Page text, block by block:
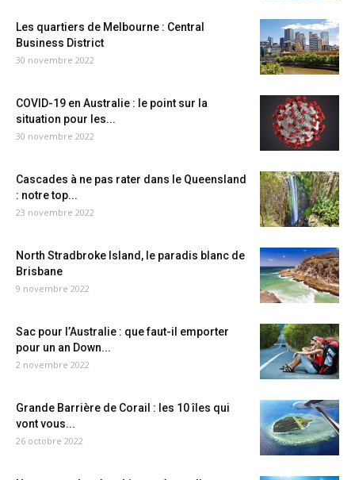
Les quartiers de Melbourne : Central
Business District
30 novembre 2022
COVID-19 en Australie : le point sur la
situation pour les...
30 novembre 2022
Cascades à ne pas rater dans le Queensland
: notre top...
23 novembre 2022
North Stradbroke Island, le paradis blanc de
Brisbane
9 novembre 2022
Sac pour l’Australie : que faut-il emporter
pour un an Down...
2 novembre 2022
Grande Barrière de Corail : les 10 îles qui
vont vous...
26 octobre 2022